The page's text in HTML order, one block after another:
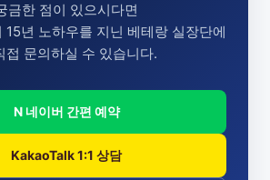
금한 점이 있으시다면
15년 노하우를 지닌 베테랑 실장단에
접 문의하실 수 있습니다.
N 네이버 간편 예약
KakaoTalk 1:1 상담